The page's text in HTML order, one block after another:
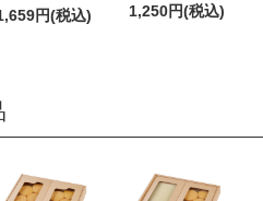
円(税込)
1,250円(税込)